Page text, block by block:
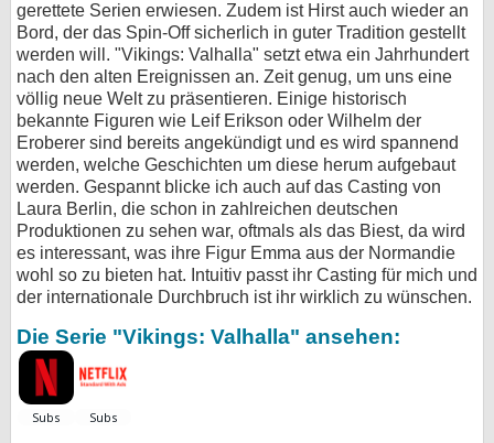
gerettete Serien erwiesen. Zudem ist Hirst auch wieder an
Bord, der das Spin-Off sicherlich in guter Tradition gestellt
werden will. "Vikings: Valhalla" setzt etwa ein Jahrhundert
nach den alten Ereignissen an. Zeit genug, um uns eine
völlig neue Welt zu präsentieren. Einige historisch
bekannte Figuren wie Leif Erikson oder Wilhelm der
Eroberer sind bereits angekündigt und es wird spannend
werden, welche Geschichten um diese herum aufgebaut
werden. Gespannt blicke ich auch auf das Casting von
Laura Berlin, die schon in zahlreichen deutschen
Produktionen zu sehen war, oftmals als das Biest, da wird
es interessant, was ihre Figur Emma aus der Normandie
wohl so zu bieten hat. Intuitiv passt ihr Casting für mich und
der internationale Durchbruch ist ihr wirklich zu wünschen.
Die Serie "Vikings: Valhalla" ansehen: